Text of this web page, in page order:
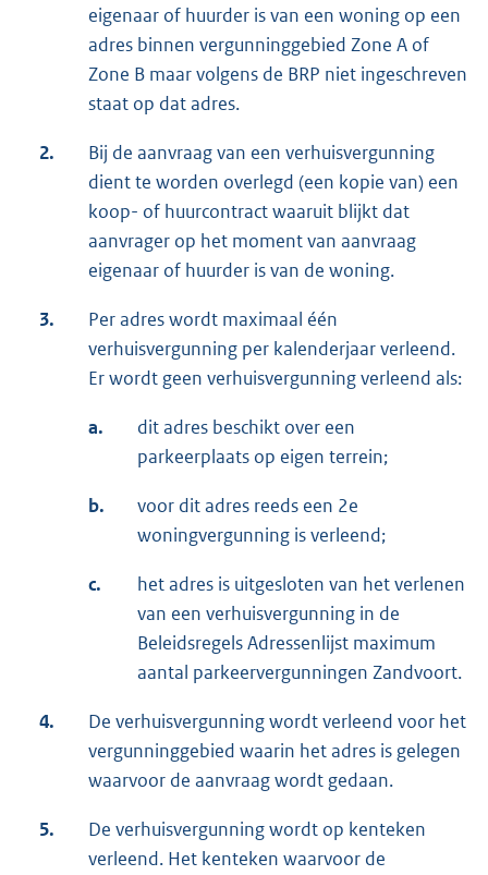
eigenaar of huurder is van een woning op een
adres binnen vergunninggebied Zone A of
Zone B maar volgens de BRP niet ingeschreven
staat op dat adres.
2.
Bij de aanvraag van een verhuisvergunning
dient te worden overlegd (een kopie van) een
koop- of huurcontract waaruit blijkt dat
aanvrager op het moment van aanvraag
eigenaar of huurder is van de woning.
3.
Per adres wordt maximaal één
verhuisvergunning per kalenderjaar verleend.
Er wordt geen verhuisvergunning verleend als:
a.
dit adres beschikt over een
parkeerplaats op eigen terrein;
b.
voor dit adres reeds een 2e
woningvergunning is verleend;
c.
het adres is uitgesloten van het verlenen
van een verhuisvergunning in de
Beleidsregels Adressenlijst maximum
aantal parkeervergunningen Zandvoort.
4.
De verhuisvergunning wordt verleend voor het
vergunninggebied waarin het adres is gelegen
waarvoor de aanvraag wordt gedaan.
5.
De verhuisvergunning wordt op kenteken
verleend. Het kenteken waarvoor de